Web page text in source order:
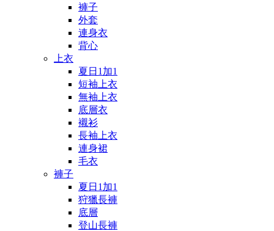
褲子
外套
連身衣
背心
上衣
夏日1加1
短袖上衣
無袖上衣
底層衣
襯衫
長袖上衣
連身裙
毛衣
褲子
夏日1加1
狩獵長褲
底層
登山長褲